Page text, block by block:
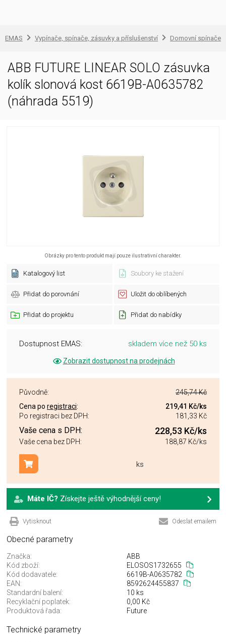
EMAS Vypínače, spínače, zásuvky a příslušenství Domovní spínače
ABB FUTURE LINEAR SOLO zásuvka
kolík slonová kost 6619B-A0635782
(náhrada 5519)
Obrázky pro tento produkt mají pouze ilustrativní charakter.
Katalogový list Soubory ke stažení
Přidat do porovnání Uložit do oblíbených
Přidat do projektu Přidat do nabídky
Dostupnost EMAS: skladem více než 50 ks
Zobrazit dostupnost na prodejnách
Původně:
245,74 Kč
Cena po registraci: 219,41 Kč/ks
Po registraci bez DPH:
181,33 Kč
Vaše cena s DPH: 228,53 Kč/ks
Vaše cena bez DPH: 188,87 Kč/ks
ks
Přidat do košíku
Máte IČ? Získejte ještě výhodnější ceny!
Vytisknout Odeslat emailem
Obecné parametry
Značka:
ABB
Kód zboží:
ELOSOS1732655
Kód dodavatele:
6619B-A0635782
EAN:
8592624455837
Standardní balení:
10 ks
Recyklační poplatek:
0,00 Kč
Produktová řada:
Future
Technické parametry